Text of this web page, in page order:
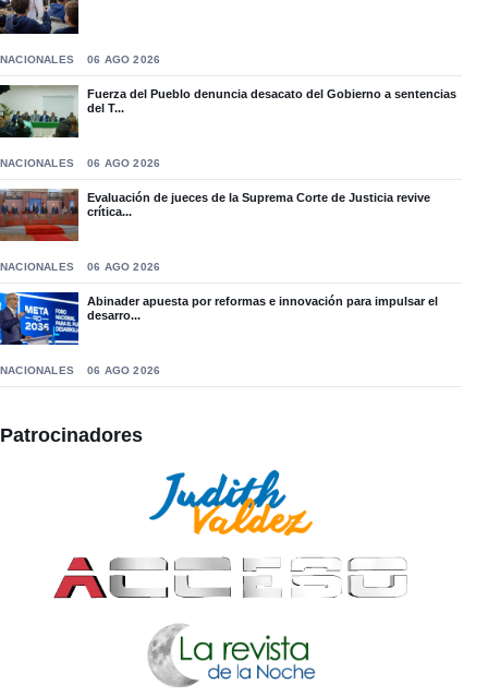
NACIONALES 06 AGO 2026
Fuerza del Pueblo denuncia desacato del Gobierno a sentencias
del T...
NACIONALES 06 AGO 2026
Evaluación de jueces de la Suprema Corte de Justicia revive
crítica...
NACIONALES 06 AGO 2026
Abinader apuesta por reformas e innovación para impulsar el
desarro...
NACIONALES 06 AGO 2026
Patrocinadores